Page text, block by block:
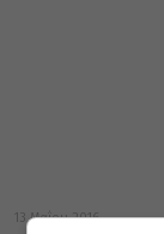
13 Μαΐου 2016